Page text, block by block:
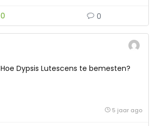
0 0
Hoe Dypsis Lutescens te bemesten?
5 jaar ago